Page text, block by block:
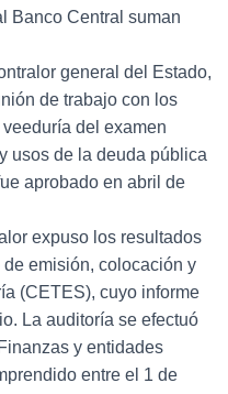
Banco Central suman
general del Estado,
de trabajo con los
del examen
usos de la deuda pública
aprobado en abril de
expuso los resultados
emisión, colocación y
(CETES), cuyo informe
La auditoría se efectuó
y entidades
entre el 1 de